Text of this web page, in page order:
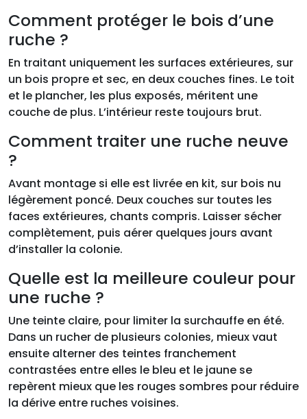
Comment protéger le bois d’une
ruche ?
En traitant uniquement les surfaces extérieures, sur
un bois propre et sec, en deux couches fines. Le toit
et le plancher, les plus exposés, méritent une
couche de plus. L’intérieur reste toujours brut.
Comment traiter une ruche neuve
?
Avant montage si elle est livrée en kit, sur bois nu
légèrement poncé. Deux couches sur toutes les
faces extérieures, chants compris. Laisser sécher
complètement, puis aérer quelques jours avant
d’installer la colonie.
Quelle est la meilleure couleur pour
une ruche ?
Une teinte claire, pour limiter la surchauffe en été.
Dans un rucher de plusieurs colonies, mieux vaut
ensuite alterner des teintes franchement
contrastées entre elles le bleu et le jaune se
repèrent mieux que les rouges sombres pour réduire
la dérive entre ruches voisines.